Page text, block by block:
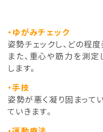
・ゆがみチェック
姿勢チェックし、どの程
また、重心や筋力を測
します。
・手技
姿勢が悪く凝り固まって
ていきます。